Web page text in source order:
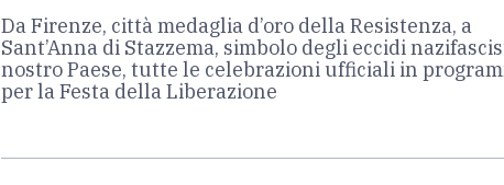
Da Firenze, città medaglia d’oro della Resistenza, a
Sant’Anna di Stazzema, simbolo degli eccidi
nostro Paese, tutte le celebrazioni ufficiali in
per la Festa della Liberazione